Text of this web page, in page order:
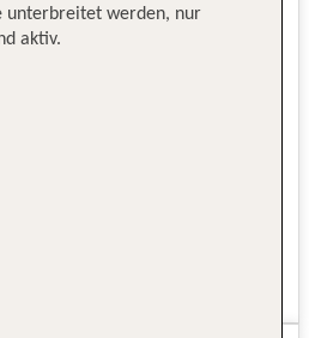
unterbreitet werden, nur
aktiv.